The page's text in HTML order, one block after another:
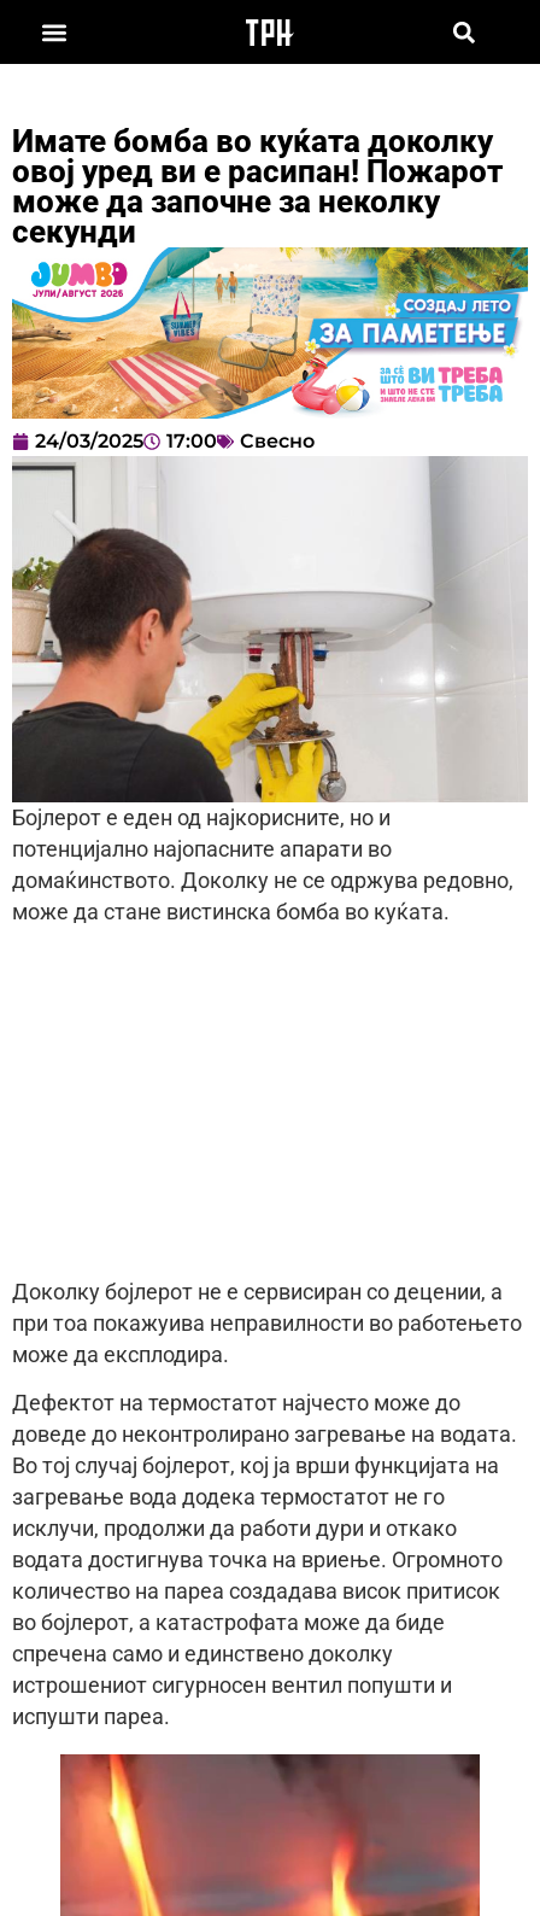
Имате бомба во куќата доколку
овој уред ви е расипан! Пожарот
може да започне за неколку
секунди
24/03/2025 17:00 Свесно
Бојлерот е еден од најкорисните, но и
потенцијално најопасните апарати во
домаќинството. Доколку не се одржува редовно,
може да стане вистинска бомба во куќата.
Доколку бојлерот не е сервисиран со децении, а
при тоа покажуива неправилности во работењето
може да експлодира.
Дефектот на термостатот најчесто може до
доведе до неконтролирано загревање на водата.
Во тој случај бојлерот, кој ја врши функцијата на
загревање вода додека термостатот не го
исклучи, продолжи да работи дури и откако
водата достигнува точка на вриење. Огромното
количество на пареа создадава висок притисок
во бојлерот, а катастрофата може да биде
спречена само и единствено доколку
истрошениот сигурносен вентил попушти и
испушти пареа.